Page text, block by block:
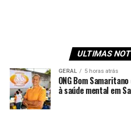
ULTIMAS
GERAL 5 horas atrás
ONG Bom
à saúde mental em